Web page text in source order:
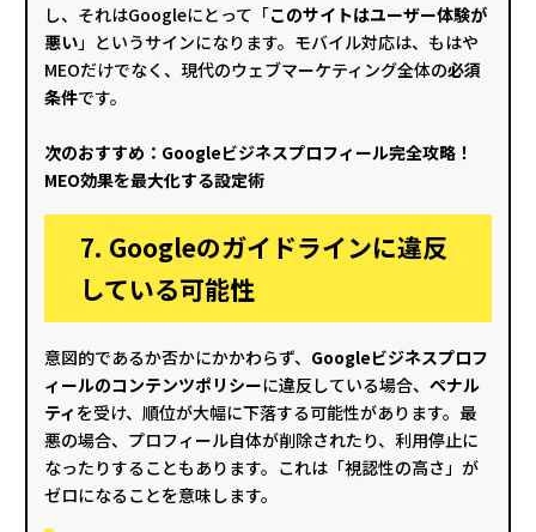
し、それはGoogleにとって「このサイトはユーザー体験が
悪い」というサインになります。モバイル対応は、もはや
MEOだけでなく、現代のウェブマーケティング全体の必須
条件です。
次のおすすめ： Googleビジネスプロフィール完全攻略！
MEO効果を最大化する設定術
7. Googleのガイドラインに違反
している可能性
意図的であるか否かにかかわらず、 Googleビジネスプロフ
ィールのコンテンツポリシーに違反している場合、 ペナル
ティ を受け、順位が大幅に下落する可能性があります。最
悪の場合、プロフィール自体が削除されたり、利用停止に
なったりすることもあります。これは「視認性の高さ」が
ゼロになることを意味します。